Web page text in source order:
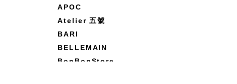
APOC
Atelier 五號
BARI
BELLEMAIN
BonBonStore